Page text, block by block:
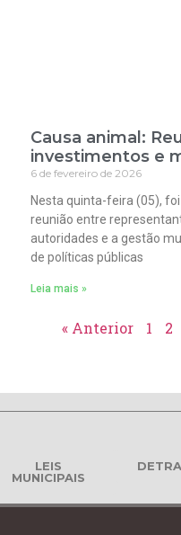
Causa animal:
investimentos e
6 de fevereiro de 2026
Nesta quinta-feira (05),
reunião entre
autoridades e a gestão
de políticas públicas
Leia mais »
« Anterior 1 2
LEIS
MUNICIPAIS